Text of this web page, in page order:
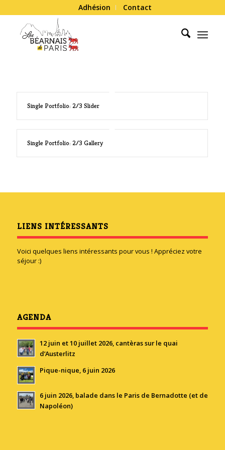
Adhésion Contact
Single Portfolio: 2/3 Slider
Single Portfolio: 2/3 Gallery
LIENS INTÉRESSANTS
Voici quelques liens intéressants pour vous ! Appréciez votre
séjour :)
AGENDA
12 juin et 10 juillet 2026, cantèras sur le quai
d’Austerlitz
Pique-nique, 6 juin 2026
6 juin 2026, balade dans le Paris de Bernadotte (et de
Napoléon)